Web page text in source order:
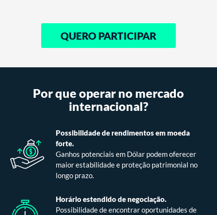
QUERO PARTICIPAR
Por que operar no mercado
internacional?
Possibilidade de rendimentos em moeda
forte.
Ganhos potenciais em Dólar podem oferecer
maior estabilidade e proteção patrimonial no
longo prazo.
Horário estendido de negociação.
Possibilidade de encontrar oportunidades de